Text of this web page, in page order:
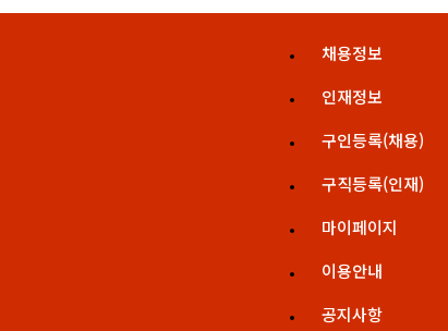
채용정보
인재정보
구인등록(채용)
구직등록(인재)
마이페이지
이용안내
공지사항